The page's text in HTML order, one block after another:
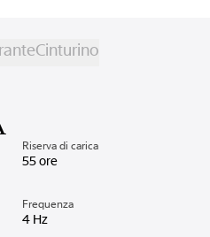
Cinturino
Riserva di carica
55 ore
Frequenza
4 Hz